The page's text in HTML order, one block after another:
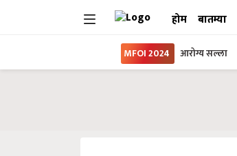
होम बातम्या
MFOI 2024 आरोग्य सल्ला